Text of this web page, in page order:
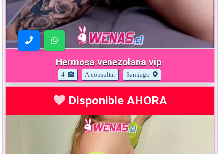
Hermosa venezolana vip
4 A consultar Santiago
Disponible AHORA